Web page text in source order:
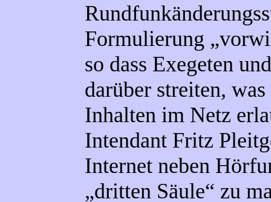
Formulierung
so dass Exegeten
darüber streiten,
Inhalten im Netz
Intendant Fritz
Internet neben
„dritten Säule“ zu